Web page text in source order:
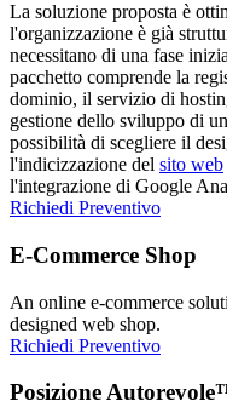
La soluzione proposta è
l'organizzazione è già
necessitano di una fase
pacchetto comprende la
dominio, il servizio di
gestione dello sviluppo di
possibilità di scegliere il
l'indicizzazione del sito web
l'integrazione di Google
Richiedi Preventivo
E-Commerce Shop
An online e-commerce
designed web shop.
Richiedi Preventivo
Posizione